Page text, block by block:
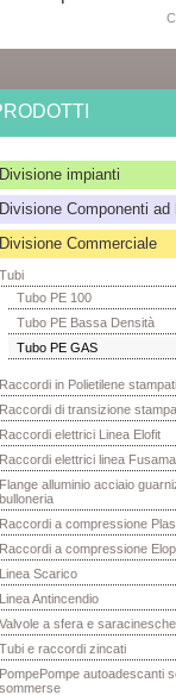
Divisione impianti
Divisione Componenti ad
Divisione Commerciale
Tubi
Tubo PE 100
Tubo PE Bassa Densità
Tubo PE GAS
Raccordi in Polietilene stampati
Raccordi di transizione
Raccordi elettrici Linea Elofit
Raccordi elettrici linea
Flange alluminio acciaio
bulloneria
Raccordi a compressione
Raccordi a compressione
Linea Scarico
Linea Antincendio
Valvole a sfera e saracinesche
Tubi e raccordi zincati
PompePompe autoadescanti
sommerse